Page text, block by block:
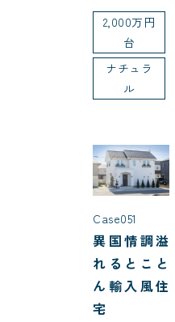
2,000万円
台
ナチュラ
ル
Case051
異国情調溢
れるとこと
ん輸入風住
宅